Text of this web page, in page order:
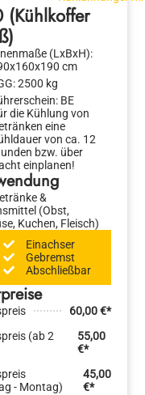
(Kühlkoffer
(LxBxH):
cm
2500 kg
BE
die Kühlung von
eine
von ca. 12
bzw. über
einplanen!
&
(Obst,
Kuchen, Fleisch)
Einachser
Gebremst
Abschließbar
60,00 €*
(ab 2
55,00
€*
- Montag)
45,00
€*